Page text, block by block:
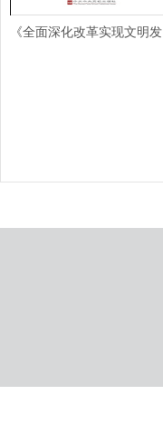
《全面深化改革实现文明发